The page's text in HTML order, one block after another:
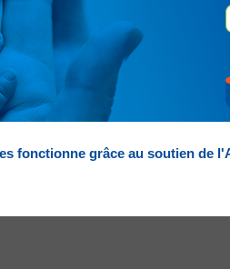
fonctionne grâce au soutien de